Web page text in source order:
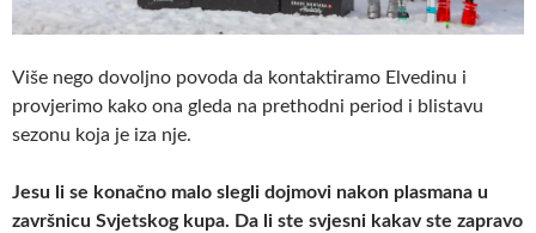
Više nego dovoljno povoda da kontaktiramo Elvedinu i
provjerimo kako ona gleda na prethodni period i blistavu
sezonu koja je iza nje.
Jesu li se konačno malo slegli dojmovi nakon plasmana u
završnicu Svjetskog kupa. Da li ste svjesni kakav ste zapravo